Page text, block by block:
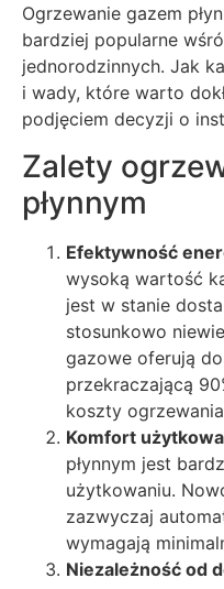
Ogrzewanie gazem
bardziej popularne
jednorodzinnych. Jak
i wady, które warto
podjęciem decyzji o
Zalety
płynnym
Efektywność
wysoką wartość
jest w stanie
stosunkowo
gazowe oferują
przekraczającą
koszty
Komfort
płynnym jest
użytkowaniu.
zazwyczaj
wymagają
Niezależność od